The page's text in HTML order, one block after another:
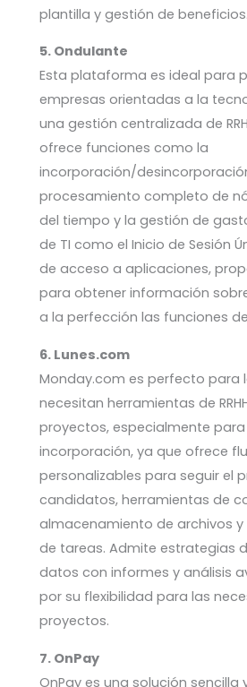
plantilla y gestión de beneficios.
5. Ondulante
Esta plataforma es ideal para
empresas orientadas a la
una gestión centralizada de
ofrece funciones como la
incorporación/
procesamiento completo de
del tiempo y la gestión de
de TI como el Inicio de Sesión
de acceso a aplicaciones,
para obtener información
a la perfección las funciones de
6. Lunes.com
Monday.com es perfecto para
necesitan herramientas de
proyectos, especialmente
incorporación, ya que ofrece
personalizables para seguir el
candidatos, herramientas de
almacenamiento de archivos
de tareas. Admite estrategias
datos con informes y análisis
por su flexibilidad para las
proyectos.
7. OnPay
OnPay es una solución sencilla